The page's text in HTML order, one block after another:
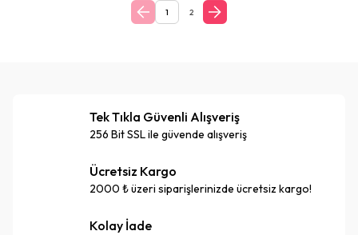
1 2
Tek Tıkla Güvenli Alışveriş
256 Bit SSL ile güvende alışveriş
Ücretsiz Kargo
2000 ₺ üzeri siparişlerinizde ücretsiz kargo!
Kolay İade